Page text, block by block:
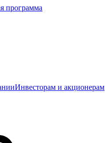
программа
Инвесторам и акционерам